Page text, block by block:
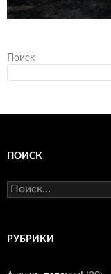
Поиск
ПОИСК
Найти:
РУБРИКИ